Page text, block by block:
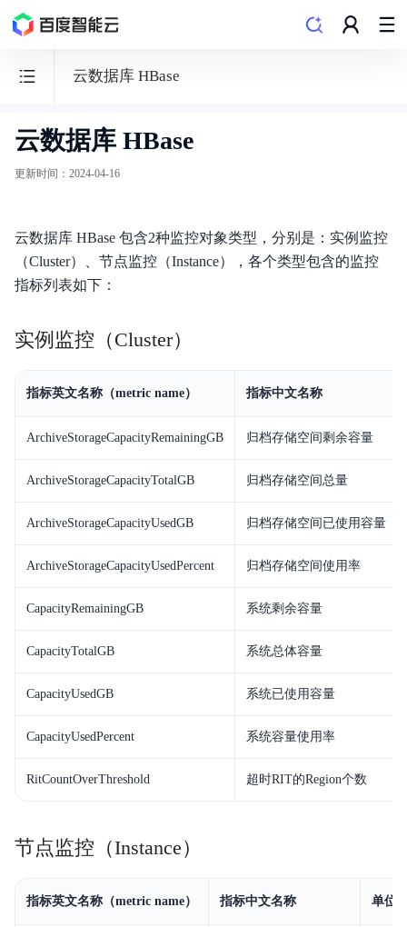
云数据库 HBase
云
监
产品描述
产品定价
快速入门
操作指南
API
Java-SDK
典型实践
云数据库 HBase
更新时间 ： 2024-04-16
云数据库 HBase 包含2种监控对象类型，分别是：实例监控
（Cluster）、节点监控（Instance），各个类型包含的监控
指标列表如下：
实例监控（Cluster）
指标英文名称（metric name） 指标中文名称
ArchiveStorageCapacityRemainingGB 归档存储空间剩余容量
ArchiveStorageCapacityTotalGB 归档存储空间总量
ArchiveStorageCapacityUsedGB 归档存储空间已使用容量
ArchiveStorageCapacityUsedPercent 归档存储空间使用率
CapacityRemainingGB 系统剩余容量
CapacityTotalGB 系统总体容量
CapacityUsedGB 系统已使用容量
CapacityUsedPercent 系统容量使用率
RitCountOverThreshold 超时RIT的Region个数
节点监控（Instance）
指标英文名称（metric name） 指标中文名称 单位